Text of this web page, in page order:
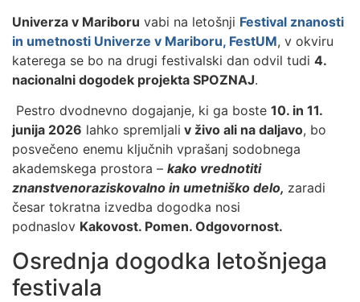
Univerza v Mariboru vabi na letošnji Festival znanosti
in umetnosti Univerze v Mariboru, FestUM, v okviru
katerega se bo na drugi festivalski dan odvil tudi 4.
nacionalni dogodek projekta SPOZNAJ.
Pestro dvodnevno dogajanje, ki ga boste 10. in 11.
junija 2026 lahko spremljali v živo ali na daljavo, bo
posvečeno enemu ključnih vprašanj sodobnega
akademskega prostora – kako vrednotiti
znanstvenoraziskovalno in umetniško delo, zaradi
česar tokratna izvedba dogodka nosi
podnaslov Kakovost. Pomen. Odgovornost.
Osrednja dogodka letošnjega
festivala